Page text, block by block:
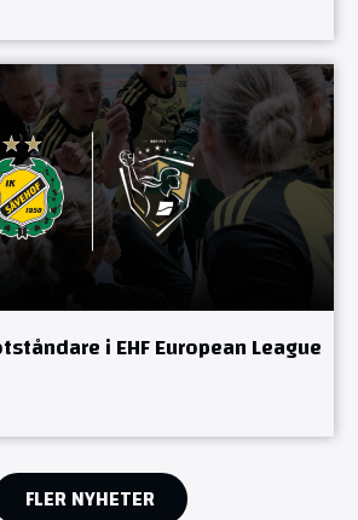
i EHF European League
FLER NYHETER